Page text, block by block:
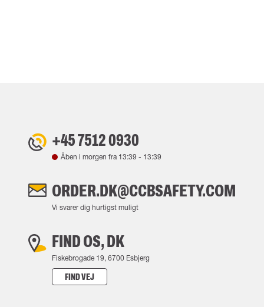
+45 7512 0930
Åben i morgen fra 13:39 - 13:39
ORDER.DK@CCBSAFETY.COM
Vi svarer dig hurtigst muligt
FIND OS, DK
Fiskebrogade 19, 6700 Esbjerg
FIND VEJ